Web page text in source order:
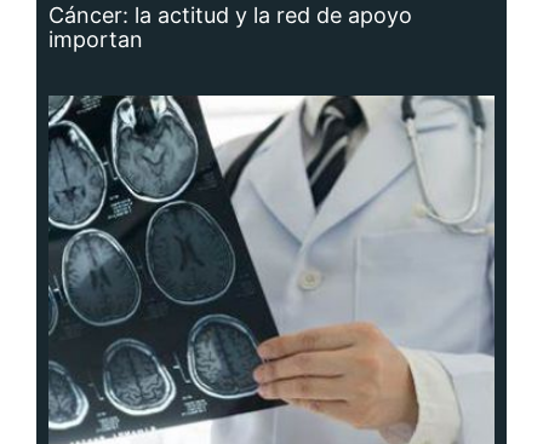
Cáncer: la actitud y la red de apoyo
importan